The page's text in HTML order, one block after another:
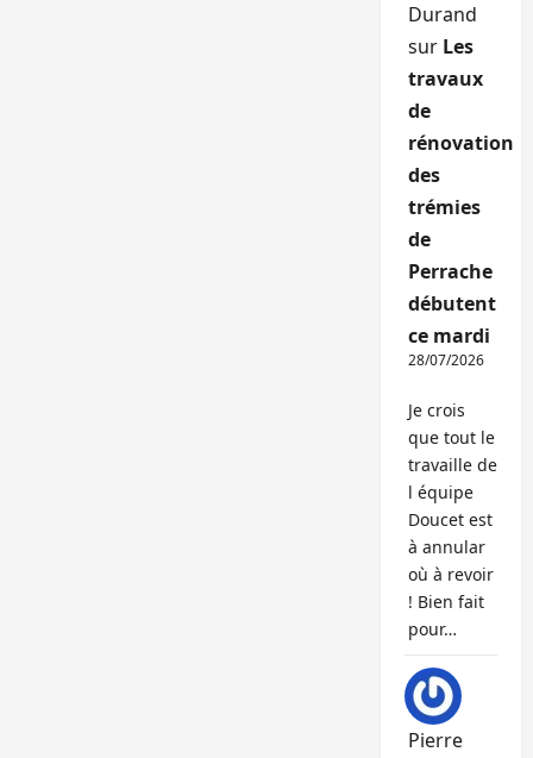
Durand
sur Les
travaux
de
rénovation
des
trémies
de
Perrache
débutent
ce mardi
28/07/2026
Je crois
que tout le
travaille de
l équipe
Doucet est
à annular
où à revoir
! Bien fait
pour…
Pierre